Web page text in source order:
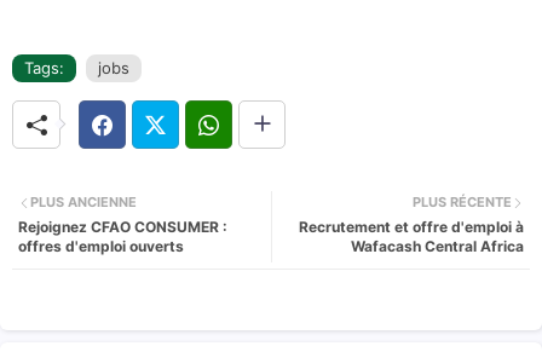
Tags: jobs
PLUS RÉCENTE
Recrutement et offre d'emploi à
Wafacash Central Africa
PLUS ANCIENNE
Rejoignez CFAO CONSUMER :
offres d'emploi ouverts